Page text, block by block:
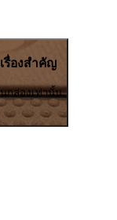
รื่องสำคัญ
กล่องเท่านั้น